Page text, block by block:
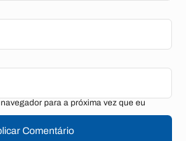
para a próxima vez que eu
Comentário